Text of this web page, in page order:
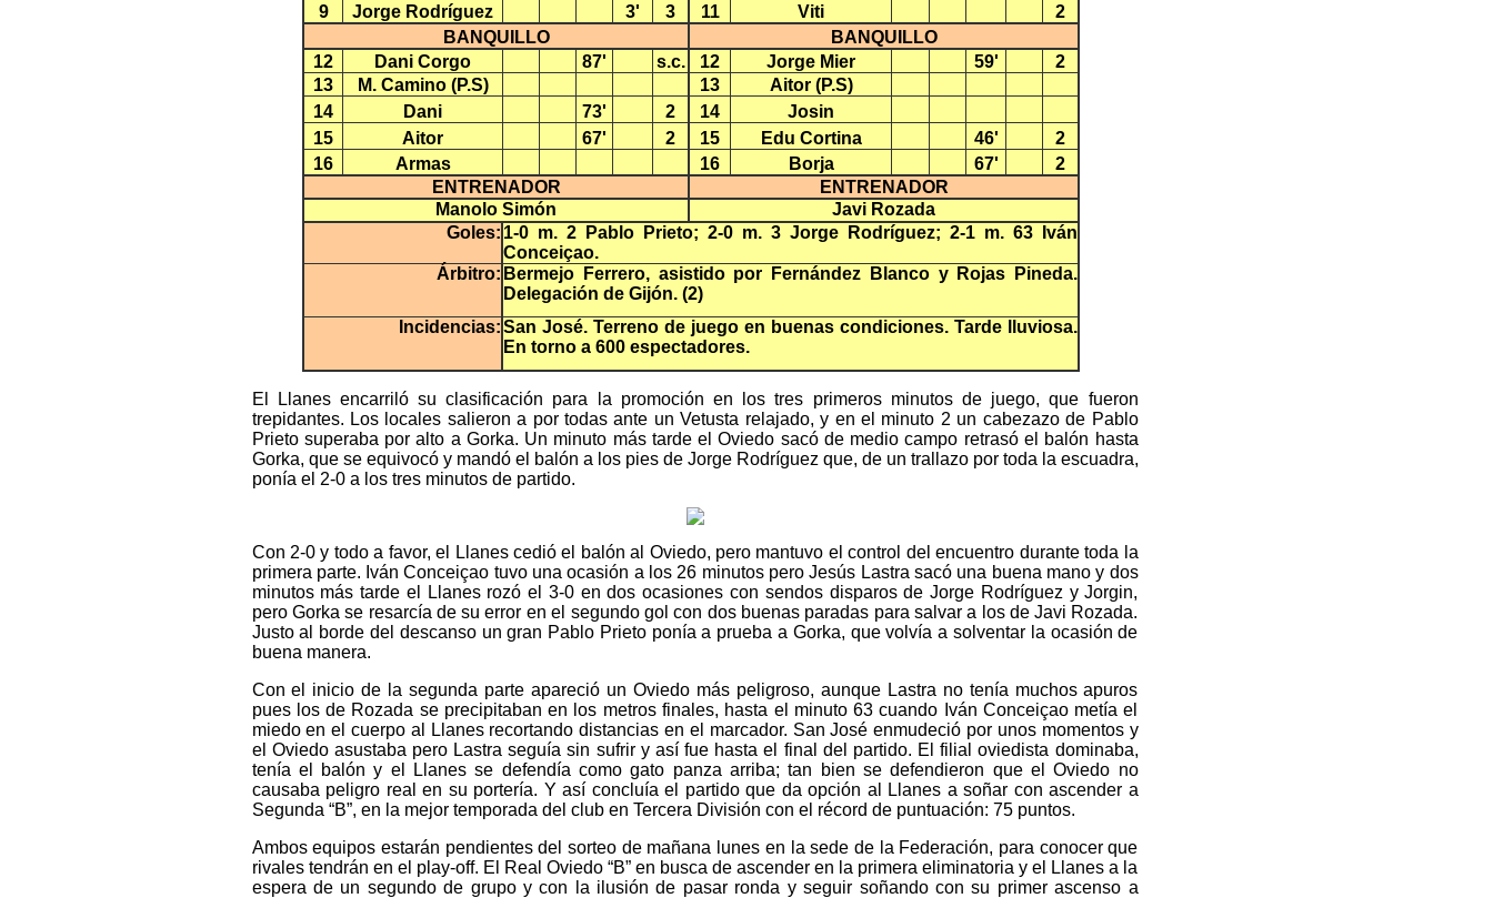
9
Jorge Rodríguez 3' 3 11 Viti
2
BANQUILLO
BANQUILLO
12
Dani Corgo 87' s.c. 12 Jorge Mier 59'
2
13
M. Camino (P.S) 13
Aitor (P.S)
14
Dani 73' 2 14
Josin
15
Aitor 67' 2 15 Edu Cortina 46'
2
16
Armas 16 Borja 67'
2
ENTRENADOR
ENTRENADOR
Manolo Simón
Javi Rozada
Goles: 1-0 m. 2 Pablo Prieto; 2-0 m. 3 Jorge Rodríguez; 2-1 m. 63 Iván
Conceiçao.
Árbitro: Bermejo Ferrero, asistido por Fernández Blanco y Rojas Pineda.
Delegación de Gijón. (2)
Incidencias:San José. Terreno de juego en buenas condiciones. Tarde lluviosa.
En torno a 600 espectadores.
El Llanes encarriló su clasificación para la promoción en los tres primeros minutos de juego, que fueron
trepidantes. Los locales salieron a por todas ante un Vetusta relajado, y en el minuto 2 un cabezazo de Pablo
Prieto superaba por alto a Gorka. Un minuto más tarde el Oviedo sacó de medio campo retrasó el balón hasta
Gorka, que se equivocó y mandó el balón a los pies de Jorge Rodríguez que, de un trallazo por toda la escuadra,
ponía el 2-0 a los tres minutos de partido.
Con 2-0 y todo a favor, el Llanes cedió el balón al Oviedo, pero mantuvo el control del encuentro durante toda la
primera parte. Iván Conceiçao tuvo una ocasión a los 26 minutos pero Jesús Lastra sacó una buena mano y dos
minutos más tarde el Llanes rozó el 3-0 en dos ocasiones con sendos disparos de Jorge Rodríguez y Jorgin,
pero Gorka se resarcía de su error en el segundo gol con dos buenas paradas para salvar a los de Javi Rozada.
Justo al borde del descanso un gran Pablo Prieto ponía a prueba a Gorka, que volvía a solventar la ocasión de
buena manera.
Con el inicio de la segunda parte apareció un Oviedo más peligroso, aunque Lastra no tenía muchos apuros
pues los de Rozada se precipitaban en los metros finales, hasta el minuto 63 cuando Iván Conceiçao metía el
miedo en el cuerpo al Llanes recortando distancias en el marcador. San José enmudeció por unos momentos y
el Oviedo asustaba pero Lastra seguía sin sufrir y así fue hasta el final del partido. El filial oviedista dominaba,
tenía el balón y el Llanes se defendía como gato panza arriba; tan bien se defendieron que el Oviedo no
causaba peligro real en su portería. Y así concluía el partido que da opción al Llanes a soñar con ascender a
Segunda “B”, en la mejor temporada del club en Tercera División con el récord de puntuación: 75 puntos.
Ambos equipos estarán pendientes del sorteo de mañana lunes en la sede de la Federación, para conocer que
rivales tendrán en el play-off. El Real Oviedo “B” en busca de ascender en la primera eliminatoria y el Llanes a la
espera de un segundo de grupo y con la ilusión de pasar ronda y seguir soñando con su primer ascenso a